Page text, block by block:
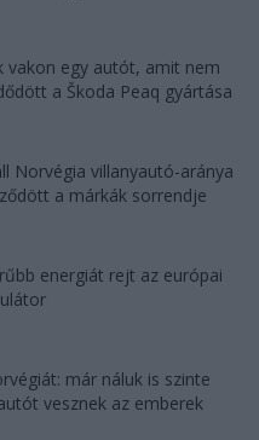
vakon egy autót, amit nem
a Škoda Peaq gyártása
Norvégia villanyautó-aránya
a márkák sorrendje
energiát rejt az európai
már náluk is szinte
vesznek az emberek